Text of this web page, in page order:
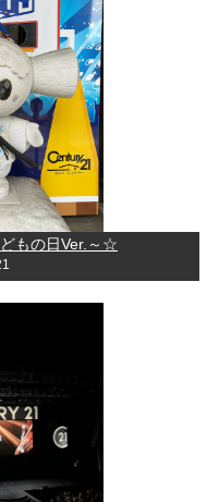
もの日Ver.～☆